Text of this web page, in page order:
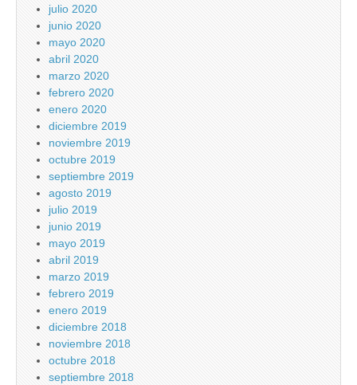
julio 2020
junio 2020
mayo 2020
abril 2020
marzo 2020
febrero 2020
enero 2020
diciembre 2019
noviembre 2019
octubre 2019
septiembre 2019
agosto 2019
julio 2019
junio 2019
mayo 2019
abril 2019
marzo 2019
febrero 2019
enero 2019
diciembre 2018
noviembre 2018
octubre 2018
septiembre 2018